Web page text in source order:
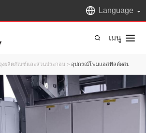
Language
เมนู
งผลิตภัณฑ์และส่วนประกอบ > อุปกรณ์โฟมแอสฟัลต์ผสมอุ่น